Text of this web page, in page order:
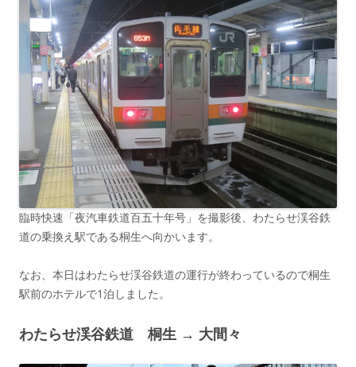
臨時快速「夜汽車鉄道百五十年号」を撮影後、わたらせ渓谷鉄
道の乗換え駅である桐生へ向かいます。
なお、本日はわたらせ渓谷鉄道の運行が終わっているので桐生
駅前のホテルで1泊しました。
わたらせ渓谷鉄道 桐生 → 大間々